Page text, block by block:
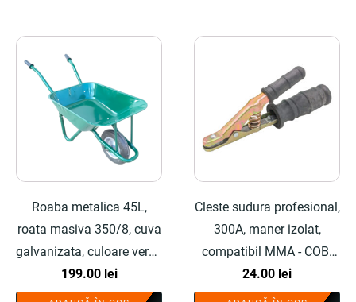
Roaba metalica 45L,
roata masiva 350/8, cuva
galvanizata, culoare verde
- COBI SMART®
199.00 lei
Cleste sudura profesional,
300A, maner izolat,
compatibil MMA - COBI
SMART®
24.00 lei